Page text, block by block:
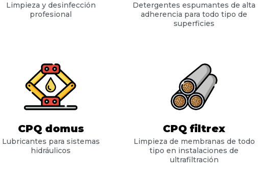
Limpieza y desinfección
profesional
Detergentes espumantes de alta
adherencia para todo tipo de
superficies
CPQ domus
Lubricantes para sistemas
hidráulicos
CPQ filtrex
Limpieza de membranas de todo
tipo en instalaciones de
ultrafiltración